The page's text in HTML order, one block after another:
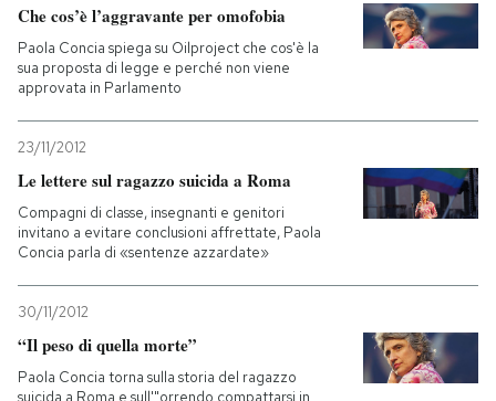
Che cos’è l’aggravante per omofobia
Paola Concia spiega su Oilproject che cos'è la
sua proposta di legge e perché non viene
approvata in Parlamento
23/11/2012
Le lettere sul ragazzo suicida a Roma
Compagni di classe, insegnanti e genitori
invitano a evitare conclusioni affrettate, Paola
Concia parla di «sentenze azzardate»
30/11/2012
“Il peso di quella morte”
Paola Concia torna sulla storia del ragazzo
suicida a Roma e sull'"orrendo compattarsi in